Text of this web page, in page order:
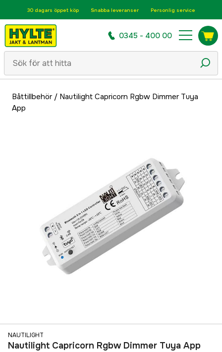
30 dagars öppet köp Snabba leveranser Personlig service
0345 - 400 00
Båttillbehör/ Nautilight Capricorn Rgbw Dimmer Tuya
App
NAUTILIGHT
Nautilight Capricorn Rgbw Dimmer Tuya App